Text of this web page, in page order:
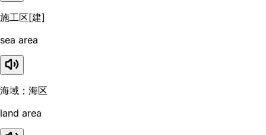
施工区[建]
sea area
海域；海区
land area